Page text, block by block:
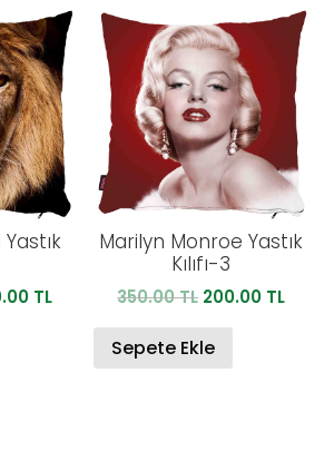
TL.
TLŞu
200.00 TL.
Marilyn Monroe Yastık
Kılıfı-3
350.00TL Orijinal
350.00 TL.
200.00 TLŞu
Sepete Ekle